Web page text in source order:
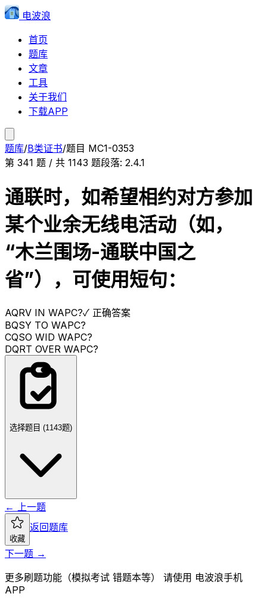
电波浪
首页
题库
文章
工具
关于我们
下载APP
题库/B类证书/题目 MC1-0353
第 341 题 / 共 1143 题段落: 2.4.1
通联时，如希望相约对方参加
某个业余无线电活动（如，
“木兰围场-通联中国之
省”），可使用短句：
AQRV IN WAPC?✓ 正确答案
BQSY TO WAPC?
CQSO WID WAPC?
DQRT OVER WAPC?
选择题目 (1143题)
← 上一题
收藏
返回题库
下一题 →
更多刷题功能（模拟考试 错题本等） 请使用 电波浪手机
APP